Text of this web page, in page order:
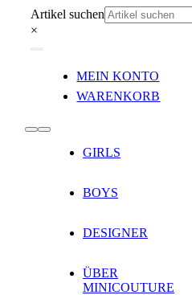
Inhalt
Artikel suchen
×
Navigation
MEIN KONTO
WARENKORB
Toggle
Navigation
GIRLS
BOYS
DESIGNER
ÜBER
MINICOUTURE